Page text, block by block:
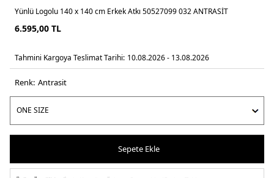
Yünlü Logolu 140 x 140 cm Erkek Atkı 50527099 032 ANTRASİT
6.595,00 TL
Tahmini Kargoya Teslimat Tarihi: 10.08.2026 - 13.08.2026
Renk: antrasi̇t
Sepete Ekle